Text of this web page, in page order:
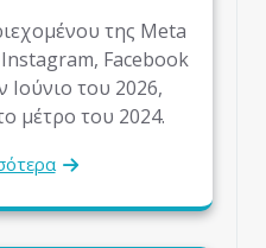
της Meta
Instagram, Facebook
Ιούνιο του 2026,
μέτρο του 2024.